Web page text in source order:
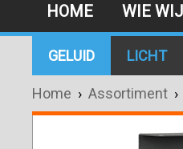
HOME WIE
GELUID LICHT
Home › Assortiment ›